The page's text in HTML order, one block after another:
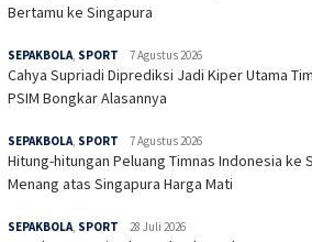
Bertamu ke Singapura
SEPAKBOLA SPORT 7 Agustus 2026
Cahya Supriadi Diprediksi Jadi Kiper Utama
PSIM Bongkar Alasannya
SEPAKBOLA SPORT 7 Agustus 2026
Hitung-hitungan Peluang Timnas Indonesia ke
Menang atas Singapura Harga Mati
SEPAKBOLA SPORT 28 Juli 2026